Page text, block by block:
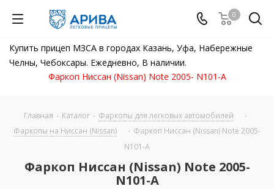
0
Купить прицеп МЗСА в городах Казань, Уфа, Набережные
Челны, Чебоксары. Ежедневно, В наличии.
Фаркоп Ниссан (Nissan) Note 2005- N101-A
Главная - Каталог - Фаркопы для легковых автомобилей
-
Фаркопы на Ниссан (Nissan)
- Фаркоп Ниссан (Nissan) Note 2005-
N101-A
Фаркоп Ниссан (Nissan) Note 2005-
N101-A